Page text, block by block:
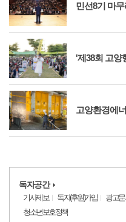
민선8기 마
'제38회 고양
고양환경에
독자공간
기사제보 독자(후원)가입 광고
청소년보호정책